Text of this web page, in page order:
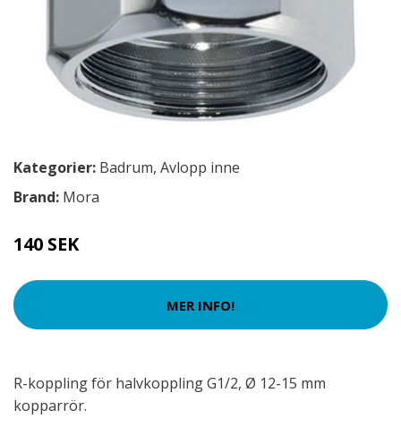
Kategorier: Badrum, Avlopp inne
Brand: Mora
140 SEK
MER INFO!
R-koppling för halvkoppling G1/2, Ø 12-15 mm
kopparrör.